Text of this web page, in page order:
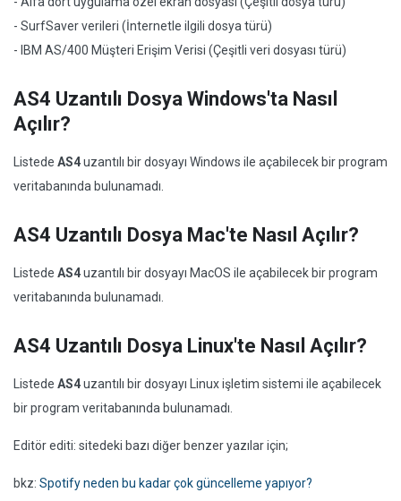
- SurfSaver verileri (İnternetle ilgili dosya türü)
- IBM AS/400 Müşteri Erişim Verisi (Çeşitli veri dosyası türü)
AS4 Uzantılı Dosya Windows'ta Nasıl
Açılır?
Listede AS4uzantılı bir dosyayı Windows ile açabilecek bir program
veritabanında bulunamadı.
AS4 Uzantılı Dosya Mac'te Nasıl Açılır?
Listede AS4uzantılı bir dosyayı MacOS ile açabilecek bir program
veritabanında bulunamadı.
AS4 Uzantılı Dosya Linux'te Nasıl Açılır?
Listede AS4uzantılı bir dosyayı Linux işletim sistemi ile açabilecek
bir program veritabanında bulunamadı.
Editör editi: sitedeki bazı diğer benzer yazılar için;
bkz: Spotify neden bu kadar çok güncelleme yapıyor?